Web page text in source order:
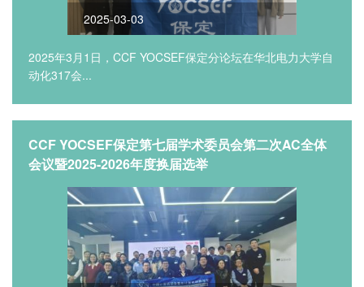
2025-03-03
2025年3月1日，CCF YOCSEF保定分论坛在华北电力大学自
动化317会...
CCF YOCSEF保定第七届学术委员会第二次AC全体
会议暨2025-2026年度换届选举